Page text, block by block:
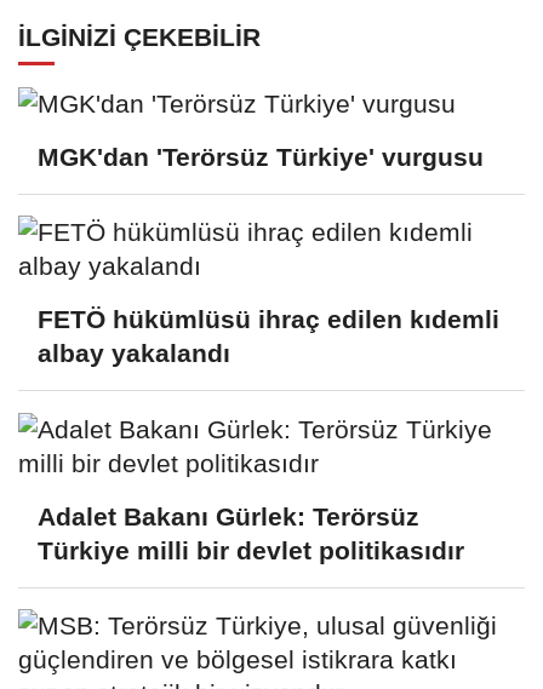
vizyondur
İLGINIZI ÇEKEBILIR
MGK'dan 'Terörsüz Türkiye' vurgusu
FETÖ hükümlüsü ihraç edilen kıdemli
albay yakalandı
Adalet Bakanı Gürlek: Terörsüz
Türkiye milli bir devlet politikasıdır